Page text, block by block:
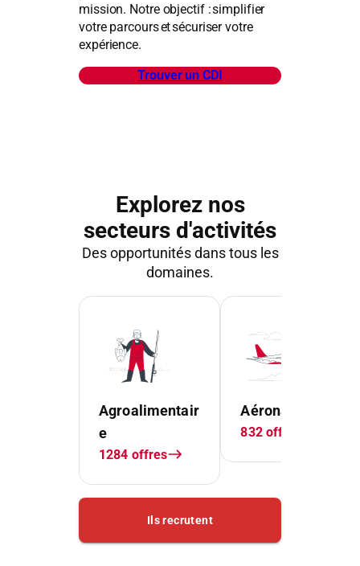
mission. Notre objectif : simplifier
votre parcours et sécuriser votre
expérience.
Trouver un CDI